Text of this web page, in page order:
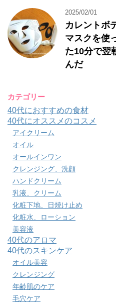
2025/02/01
カレントボ
マスクを使
た10分で翌
んだ
カテゴリー
40代におすすめの食材
40代にオススメのコスメ
アイクリーム
オイル
オールインワン
クレンジング、洗顔
ハンドクリーム
乳液、クリーム
化粧下地、日焼け止め
化粧水、ローション
美容液
40代のアロマ
40代のスキンケア
オイル美容
クレンジング
年齢肌のケア
毛穴ケア